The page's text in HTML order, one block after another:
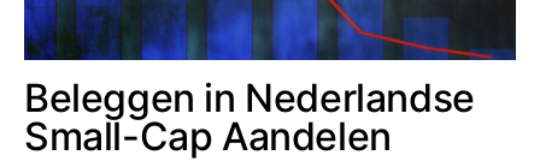
Beleggen in Nederlandse
Small-Cap Aandelen